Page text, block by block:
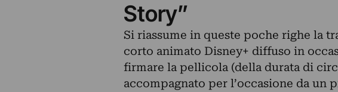
Story”
Si riassume in queste poche righe la
corto animato Disney+ diffuso in
firmare la pellicola (della durata di
accompagnato per l’occasione da un